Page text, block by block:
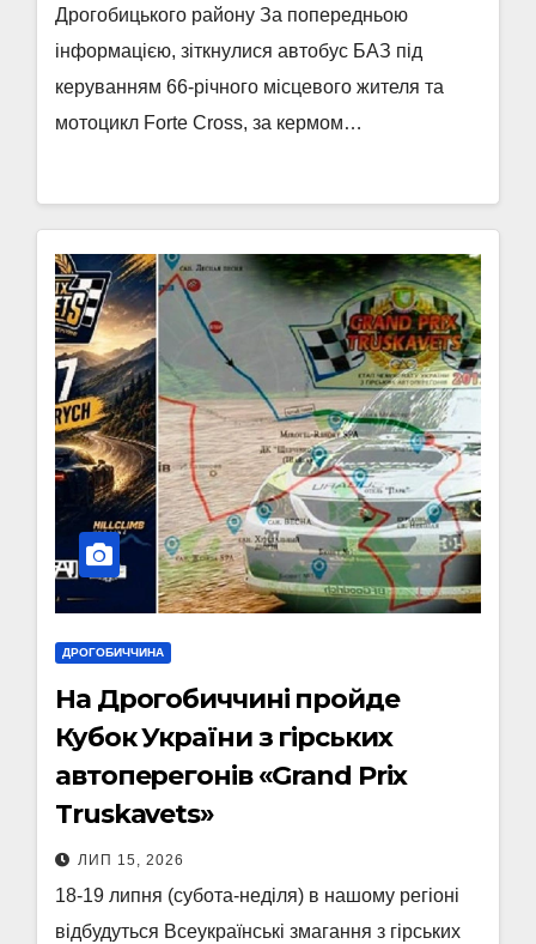
Дрогобицького району За попередньою
інформацією, зіткнулися автобус БАЗ під
керуванням 66-річного місцевого жителя та
мотоцикл Forte Cross, за кермом…
ДРОГОБИЧЧИНА
На Дрогобиччині пройде
Кубок України з гірських
автоперегонів «Grand Prix
Truskavets»
ЛИП 15, 2026
18-19 липня (субота-неділя) в нашому регіоні
відбудуться Всеукраїнські змагання з гірських